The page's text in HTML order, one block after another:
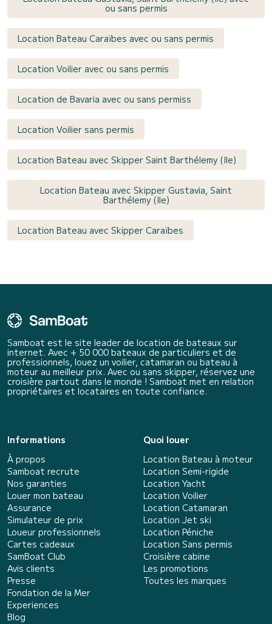
ou sans permis
Location Bateau Caraïbes avec ou sans permis
Location Voilier avec ou sans permis
Location de Bavaria avec ou sans permiss
Location Voilier sans permis
Location Bateau avec Skipper Saint Barthélemy (Ile)
Location Bateau avec Skipper Gustavia, Saint
Barthélemy (Ile)
Location Bateau avec Skipper Caraïbes
Samboat est le site leader de location de bateaux sur
internet. Avec + 50 000 bateaux de particuliers et de
professionnels, louez un voilier, catamaran ou bateau à
moteur au meilleur prix. Avec ou sans skipper, réservez une
croisière partout dans le monde ! Samboat met en relation
propriétaires et locataires en toute confiance.
Informations
À propos
Samboat recrute
Nos garanties
Louer mon bateau
Assurance
Simulateur de prix
Loueur professionnels
Cartes cadeaux
SamBoat Club
Avis clients
Presse
Fondation de la Mer
Experiences
Blog
Quoi louer
Location Bateau à moteur
Location Semi-rigide
Location Yacht
Location Voilier
Location Catamaran
Location Jet ski
Location Péniche
Location Sans permis
Croisière cabine
Les promotions
Toutes les marques